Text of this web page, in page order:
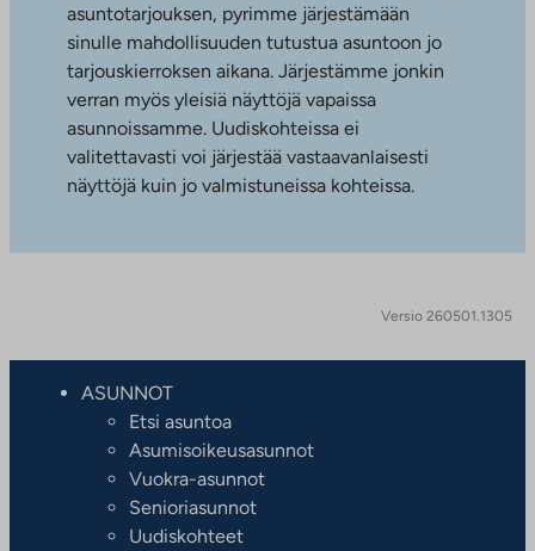
asuntotarjouksen, pyrimme järjestämään
sinulle mahdollisuuden tutustua asuntoon jo
tarjouskierroksen aikana. Järjestämme jonkin
verran myös yleisiä näyttöjä vapaissa
asunnoissamme. Uudiskohteissa ei
valitettavasti voi järjestää vastaavanlaisesti
näyttöjä kuin jo valmistuneissa kohteissa.
Versio 260501.1305
ASUNNOT
Etsi asuntoa
Asumisoikeusasunnot
Vuokra-asunnot
Senioriasunnot
Uudiskohteet